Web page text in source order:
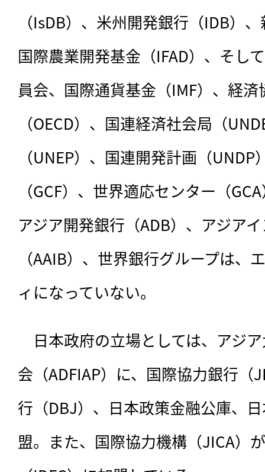
（IsDB）、米州開発銀行（IDB）
国際農業開発基金（IFAD）、そし
員会、国際通貨基金（IMF）、経
（OECD）、国連経済社会局（
（UNEP）、国連開発計画（
（GCF）、世界適応センター（
アジア開発銀行（ADB）、アジア
（AAIB）、世界銀行グループは、
ィになっていない。
日本政府の立場としては、アジ
会（ADFIAP）に、国際協力銀行（
行（DBJ）、日本政策金融公庫、
盟。また、国際協力機構（JICA）